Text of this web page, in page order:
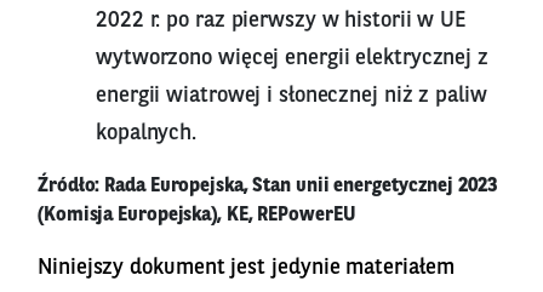
2022 r. po raz pierwszy w historii w UE
wytworzono więcej energii elektrycznej z
energii wiatrowej i słonecznej niż z paliw
kopalnych.
Źródło: Rada Europejska, Stan unii energetycznej 2023
(Komisja Europejska), KE, REPowerEU
Niniejszy dokument jest jedynie materiałem